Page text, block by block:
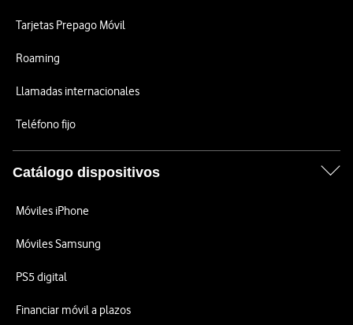
Tarjetas Prepago Móvil
Roaming
Llamadas internacionales
Teléfono fijo
Catálogo dispositivos
Móviles iPhone
Móviles Samsung
PS5 digital
Financiar móvil a plazos